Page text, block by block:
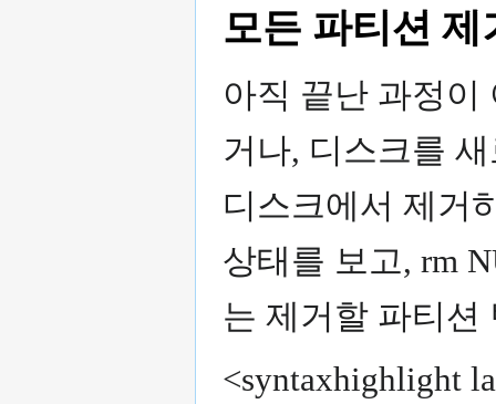
모든 파티션 제
아직 끝난 과정이
거나, 디스크를
디스크에서 제거
상태를 보고, rm
는 제거할 파티션
<syntaxhighlight